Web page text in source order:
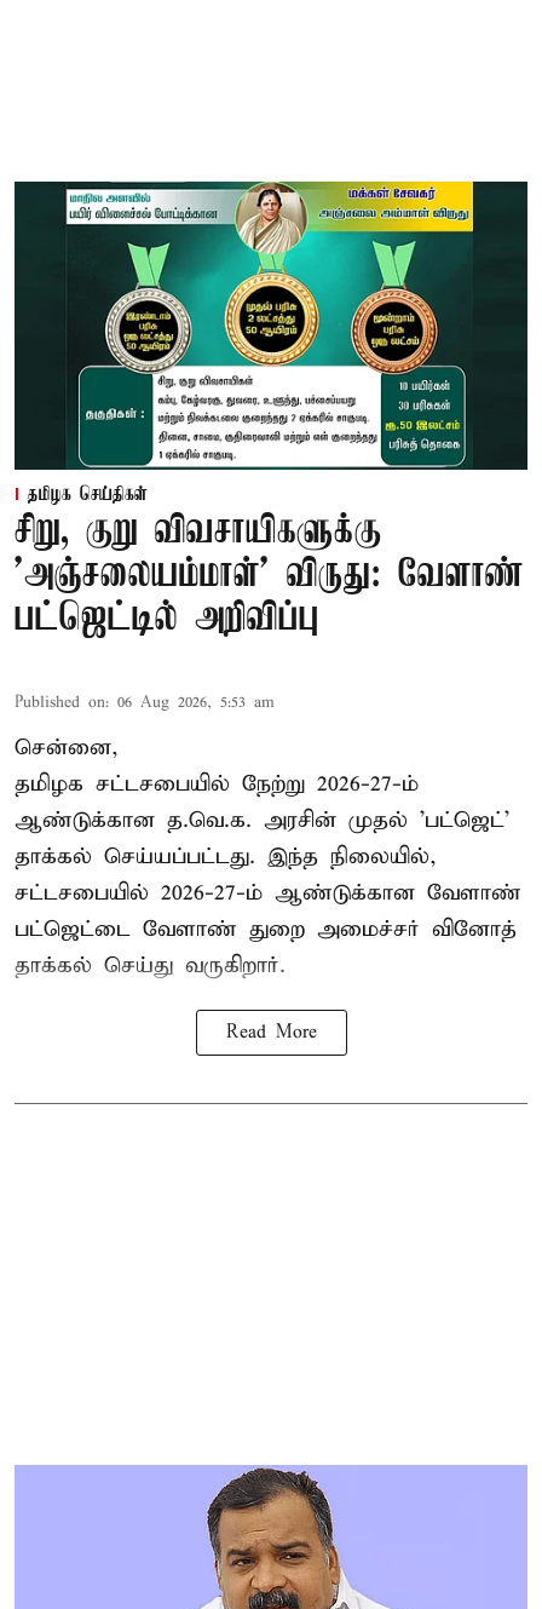
தமிழக செய்திகள்
சிறு, குறு விவசாயிகளுக்கு
'அஞ்சலையம்மாள்' விருது: வேளாண்
பட்ஜெட்டில் அறிவிப்பு
Published on: 06 Aug 2026, 5:53 am
சென்னை,
தமிழக சட்டசபையில் நேற்று 2026-27-ம்
ஆண்டுக்கான த.வெ.க. அரசின் முதல் 'பட்ஜெட்'
தாக்கல் செய்யப்பட்டது. இந்த நிலையில்,
சட்டசபையில் 2026-27-ம் ஆண்டுக்கான வேளாண்
பட்ஜெட்டை வேளாண் துறை அமைச்சர் வினோத்
தாக்கல் செய்து வருகிறார்.
Read More